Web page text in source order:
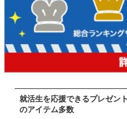
就活生を応援できるプレゼン
のアイテム多数